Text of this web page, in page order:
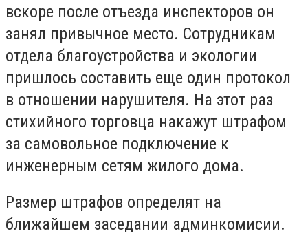
вскоре после отъезда инспекторов он
занял привычное место. Сотрудникам
отдела благоустройства и экологии
пришлось составить еще один протокол
в отношении нарушителя. На этот раз
стихийного торговца накажут штрафом
за самовольное подключение к
инженерным сетям жилого дома.
Размер штрафов определят на
ближайшем заседании админкомисии.